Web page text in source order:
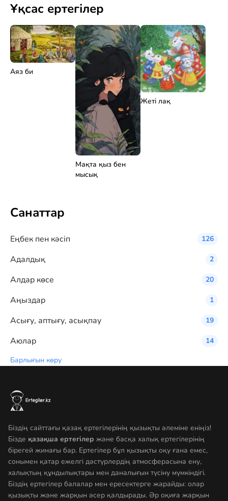
Ұқсас ертегілер
Аяз би
Мақта қыз бен
мысық
Жеті лақ
Санаттар
Eңбек пен кәсіп 126
Адалдық 2
Алдар көсе 20
Аңыздар 1
Асығу, аптығу, асықпау 19
Аюлар
14
Барлығын көру
Біздің сайттағы қазақ ертегілерінің қызықты әлеміне еніңіз!
Бізде қазақша ертегілер және басқа халық ертегілерінің
бірегей жинағы бар. Ертегілер бұл қызықты оқу ғана емес,
сонымен қатар ежелгі дәстүрлердің атмосферасына ену,
халықтың құндылықтары мен даналығын түсіну мүмкіндігі.
Біздің ертегілер балалар мен ересектерге жарайды: олар
қызықты және жарқын әсер қалдырады. Әр оқиға жарқын